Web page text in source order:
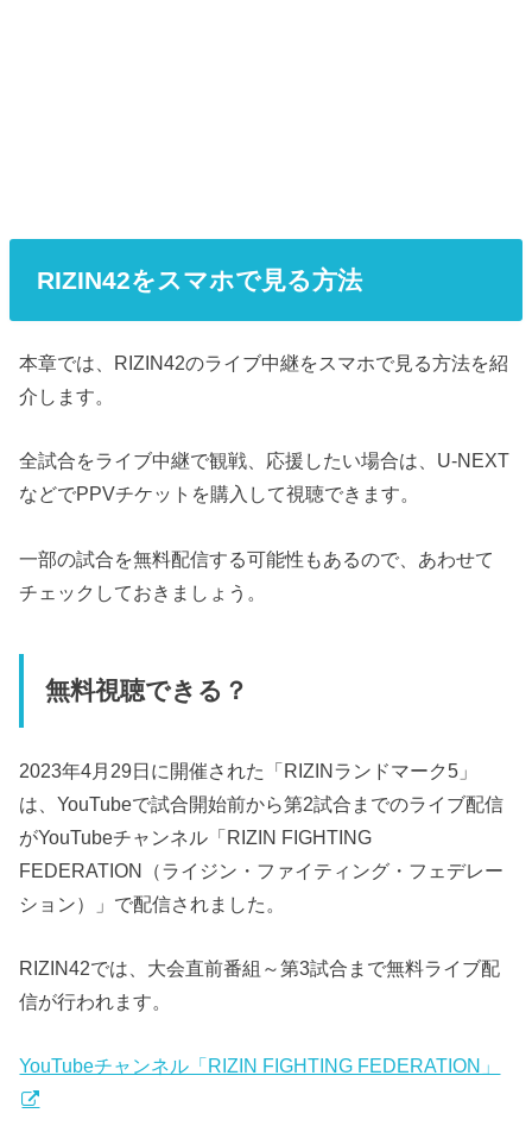
RIZIN42をスマホで見る方法
本章では、RIZIN42のライブ中継をスマホで見る方法を紹
介します。
全試合をライブ中継で観戦、応援したい場合は、U-NEXT
などでPPVチケットを購入して視聴できます。
一部の試合を無料配信する可能性もあるので、あわせて
チェックしておきましょう。
無料視聴できる？
2023年4月29日に開催された「RIZINランドマーク5」
は、YouTubeで試合開始前から第2試合までのライブ配信
がYouTubeチャンネル「RIZIN FIGHTING
FEDERATION（ライジン・ファイティング・フェデレー
ション）」で配信されました。
RIZIN42では、大会直前番組～第3試合まで無料ライブ配
信が行われます。
YouTubeチャンネル「RIZIN FIGHTING FEDERATION」